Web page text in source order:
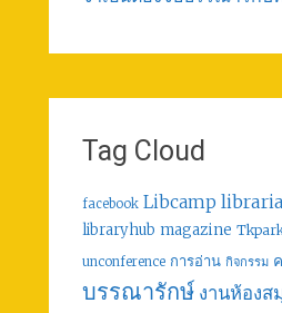
Tag Cloud
facebook Libcamp
libraryhub magazine
unconference การอ่าน กิจกรรม
บรรณารักษ์ งานห้องส